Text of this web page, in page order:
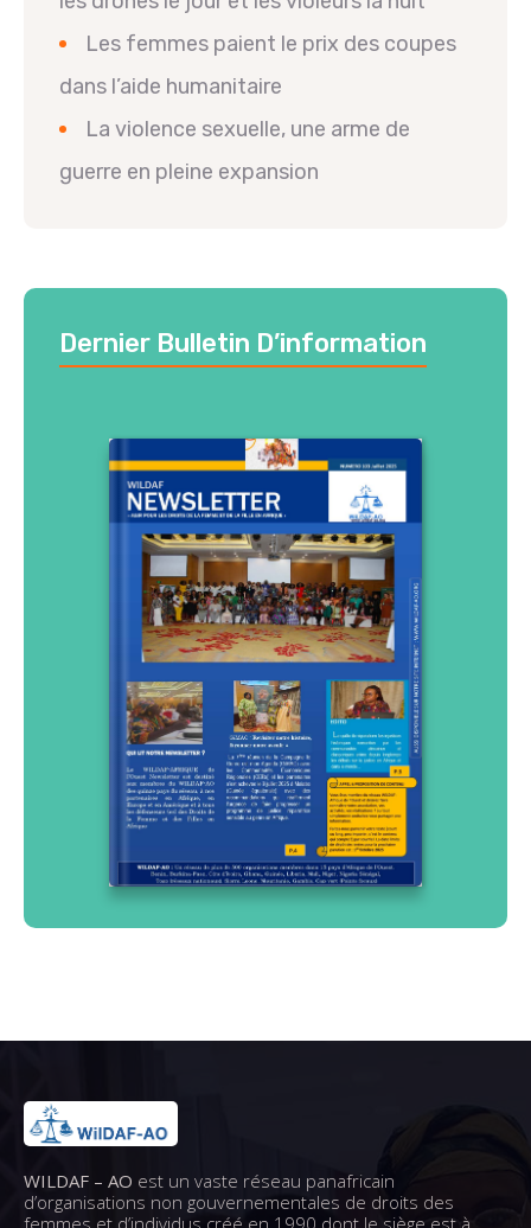
Les femmes paient le prix des coupes
dans l’aide humanitaire
La violence sexuelle, une arme de
guerre en pleine expansion
Dernier Bulletin D’information
WILDAF – AO est un vaste réseau panafricain
d’organisations non gouvernementales de droits des
femmes et d’individus créé en 1990 dont le siège est à